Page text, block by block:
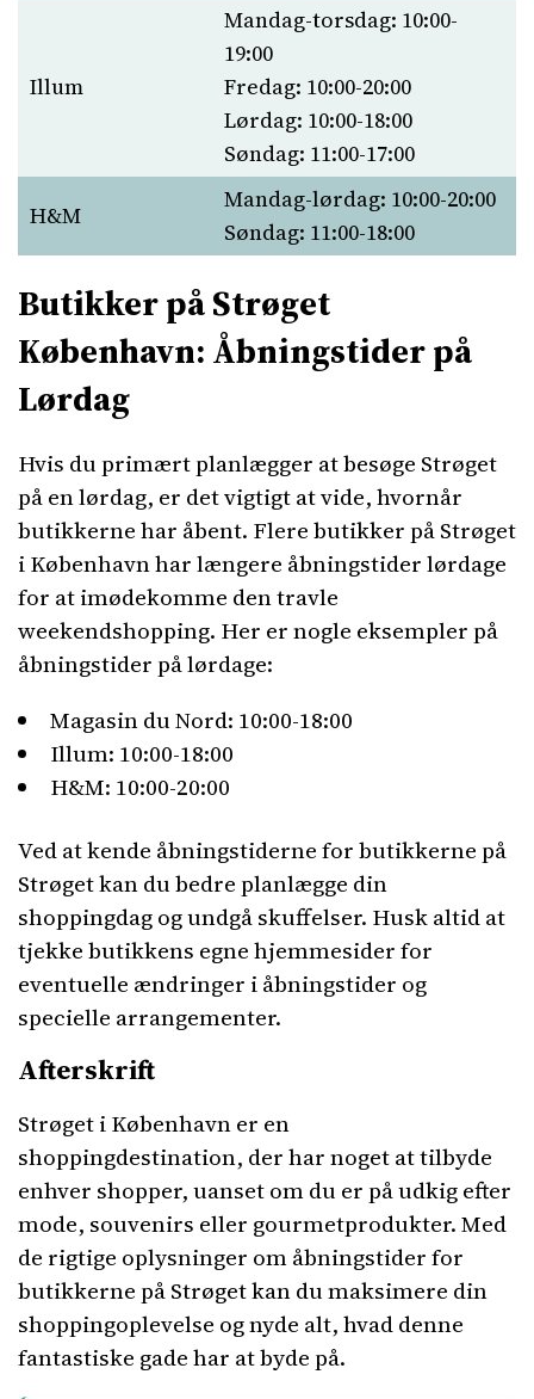
Illum
Mandag-torsdag: 10:00-
19:00
Fredag: 10:00-20:00
Lørdag: 10:00-18:00
Søndag: 11:00-17:00
H&M
Mandag-lørdag: 10:00-20:00
Søndag: 11:00-18:00
Butikker på Strøget
København: Åbningstider på
Lørdag
Hvis du primært planlægger at besøge Strøget
på en lørdag, er det vigtigt at vide, hvornår
butikkerne har åbent. Flere butikker på Strøget
i København har længere åbningstider lørdage
for at imødekomme den travle
weekendshopping. Her er nogle eksempler på
åbningstider på lørdage:
Magasin du Nord: 10:00-18:00
Illum: 10:00-18:00
H&M: 10:00-20:00
Ved at kende åbningstiderne for butikkerne på
Strøget kan du bedre planlægge din
shoppingdag og undgå skuffelser. Husk altid at
tjekke butikkens egne hjemmesider for
eventuelle ændringer i åbningstider og
specielle arrangementer.
Afterskrift
Strøget i København er en
shoppingdestination, der har noget at tilbyde
enhver shopper, uanset om du er på udkig efter
mode, souvenirs eller gourmetprodukter. Med
de rigtige oplysninger om åbningstider for
butikkerne på Strøget kan du maksimere din
shoppingoplevelse og nyde alt, hvad denne
fantastiske gade har at byde på.